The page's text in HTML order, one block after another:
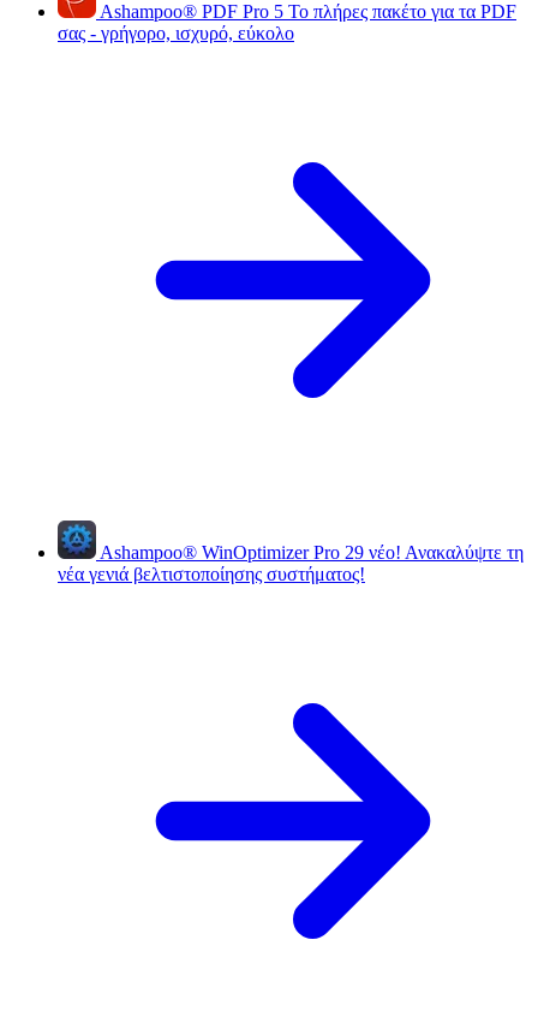
Ashampoo® PDF Pro 5 Το πλήρες πακέτο για τα PDF
σας - γρήγορο, ισχυρό, εύκολο
Ashampoo® WinOptimizer Pro 29 νέο! Ανακαλύψτε τη
νέα γενιά βελτιστοποίησης συστήματος!